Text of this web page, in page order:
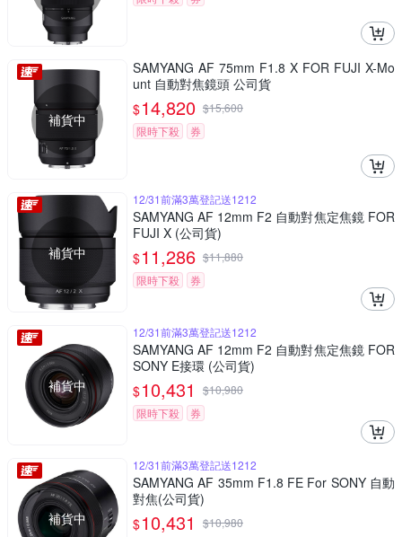
補貨中
SAMYANG AF 75mm F1.8 X FOR FUJI X-Mo
unt 自動對焦鏡頭 公司貨
$14,820 $15,600
限時下殺
券
補貨中
12/31前滿3萬登記送1212
SAMYANG AF 12mm F2 自動對焦定焦鏡 FOR
FUJI X (公司貨)
$11,286 $11,880
限時下殺
券
補貨中
12/31前滿3萬登記送1212
SAMYANG AF 12mm F2 自動對焦定焦鏡 FOR
SONY E接環 (公司貨)
$10,431 $10,980
限時下殺
券
補貨中
12/31前滿3萬登記送1212
SAMYANG AF 35mm F1.8 FE For SONY 自動
對焦(公司貨)
$10,431 $10,980